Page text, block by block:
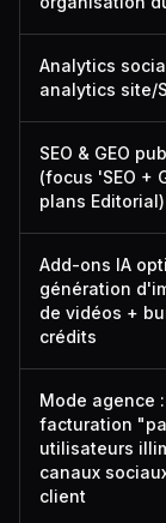
Analytics
analytics site/
SEO & GEO
(focus 'SEO +
plans Editorial)
Add-ons IA
génération
de vidéos +
crédits
Mode agence :
facturation
utilisateurs
canaux
client